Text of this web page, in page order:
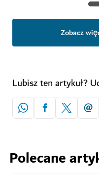
Zobacz
Lubisz ten artykuł?
Polecane